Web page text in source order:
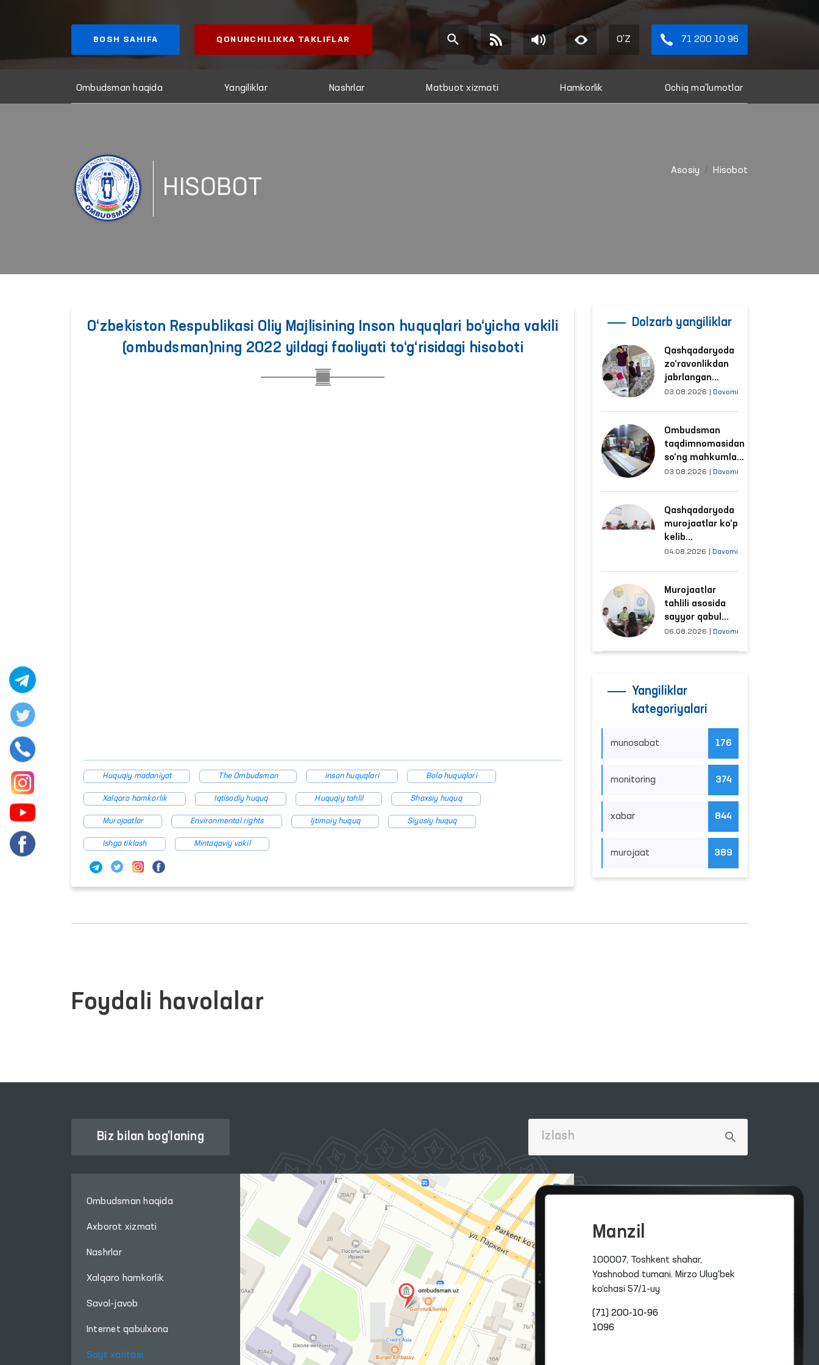
BOSH SAHIFA QONUNCHILIKKA TAKLIFLAR O'Z 71 200 10 96
Ombudsman haqida Yangiliklar Nashrlar Matbuot xizmati Hamkorlik Ochiq ma'lumotlar
HISOBOT
Asosiy Hisobot
O‘zbekiston Respublikasi Oliy Majlisining Inson huquqlari bo‘yicha vakili
(ombudsman)ning 2022 yildagi faoliyati to‘g‘risidagi hisoboti
Huquqiy madaniyat The Ombudsman inson huquqlari Bola huquqlari
Xalqaro hamkorlik Iqtisodiy huquq Huquqiy tahlil Shaxsiy huquq
Murojaatlar Environmental rights Ijtimoiy huquq Siyosiy huquq
Ishga tiklash Mintaqaviy vakil
Dolzarb yangiliklar
Qashqadaryoda
zo‘ravonlikdan
jabrlangan
ayolning holati
o‘rganildi
03.08.2026 Davomi
Ombudsman
taqdimnomasidan
so‘ng mahkumlar
mehnat
sharoitlar
yaxshilandi
03.08.2026 Davomi
Qashqadaryoda
murojaatlar ko‘p
kelib
tushayotgan
yo‘lga qo‘yildi
04.08.2026 Davomi
Murojaatlar
tahlili asosida
sayyor qabul
o‘tkaziladigan
06.08.2026 Davomi
Yangiliklar
kategoriyalari
munosabat 176
monitoring 374
xabar 844
murojaat 389
Foydali havolalar
Biz bilan bog'laning
Ombudsman haqida
Axborot xizmati
Nashrlar
Xalqaro hamkorlik
Savol-javob
Internet qabulxona
Sayt xaritasi
Manzil
100007, Toshkent shahar,
Yashnobod tumani. Mirzo Ulug‘bek
ko‘chasi 57/1-uy
(71) 200-10-96
1096